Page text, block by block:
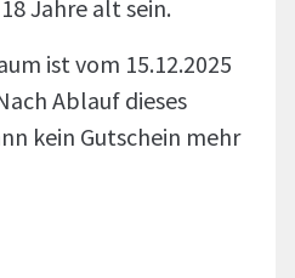
Jahre alt sein.
ist vom 15.12.2025
Ablauf dieses
kein Gutschein mehr